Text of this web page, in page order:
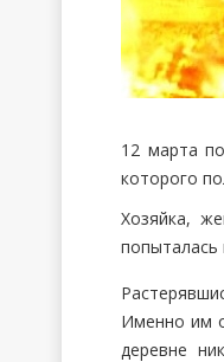
12 марта
которого
Хозяйка,
попыталась
Именно им
деревне